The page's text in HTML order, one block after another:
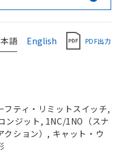
語 English PDF出力
フティ・リミットスイッチ,
ンジット, 1NC/1NO（スナ
クション）, キャット・ウ